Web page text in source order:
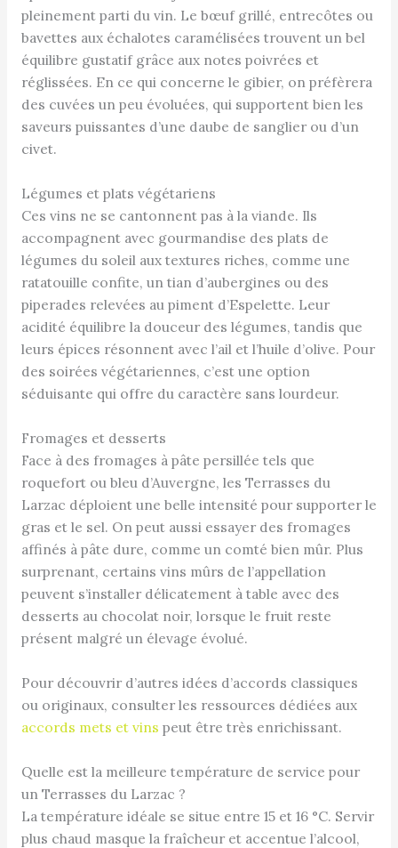
pleinement parti du vin. Le bœuf grillé, entrecôtes ou
bavettes aux échalotes caramélisées trouvent un bel
équilibre gustatif grâce aux notes poivrées et
réglissées. En ce qui concerne le gibier, on préfèrera
des cuvées un peu évoluées, qui supportent bien les
saveurs puissantes d’une daube de sanglier ou d’un
civet.
Légumes et plats végétariens
Ces vins ne se cantonnent pas à la viande. Ils
accompagnent avec gourmandise des plats de
légumes du soleil aux textures riches, comme une
ratatouille confite, un tian d’aubergines ou des
piperades relevées au piment d’Espelette. Leur
acidité équilibre la douceur des légumes, tandis que
leurs épices résonnent avec l’ail et l’huile d’olive. Pour
des soirées végétariennes, c’est une option
séduisante qui offre du caractère sans lourdeur.
Fromages et desserts
Face à des fromages à pâte persillée tels que
roquefort ou bleu d’Auvergne, les Terrasses du
Larzac déploient une belle intensité pour supporter le
gras et le sel. On peut aussi essayer des fromages
affinés à pâte dure, comme un comté bien mûr. Plus
surprenant, certains vins mûrs de l’appellation
peuvent s’installer délicatement à table avec des
desserts au chocolat noir, lorsque le fruit reste
présent malgré un élevage évolué.
Pour découvrir d’autres idées d’accords classiques
ou originaux, consulter les ressources dédiées aux
accords mets et vins peut être très enrichissant.
Quelle est la meilleure température de service pour
un Terrasses du Larzac ?
La température idéale se situe entre 15 et 16 °C. Servir
plus chaud masque la fraîcheur et accentue l’alcool,